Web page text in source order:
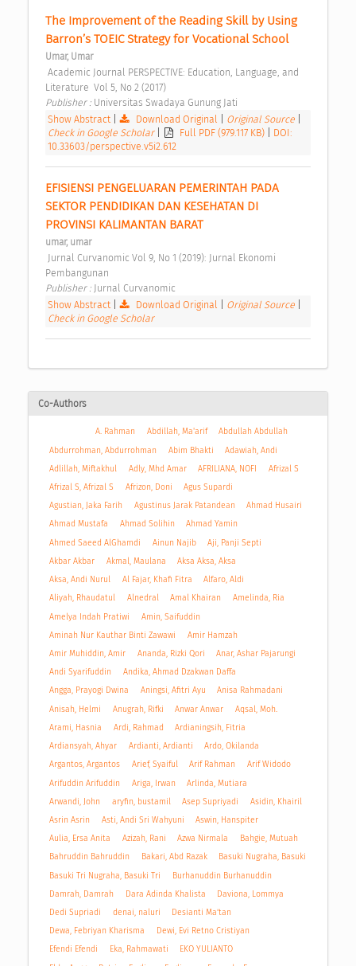
The Improvement of the Reading Skill by Using
Barron’s TOEIC Strategy for Vocational School
Umar, Umar
Literature  Vol 5, No 2 (2017)
Publisher : Universitas Swadaya Gunung Jati
Show Abstract| Download Original Original Source
Check in Google Scholar
Full PDF (979.117 KB)
DOI:
10.33603/perspective.v5i2.612
EFISIENSI PENGELUARAN PEMERINTAH PADA
SEKTOR PENDIDIKAN DAN KESEHATAN DI
PROVINSI KALIMANTAN BARAT
umar, umar
Pembangunan
Publisher : Jurnal Curvanomic
Show Abstract| Download Original Original Source
Check in Google Scholar
Co-Authors
A. Rahman Abdillah, Ma'arif
Abdullah Abdullah
Abdurrohman, Abdurrohman
Abim Bhakti
Adawiah, Andi
Adlillah, Miftakhul
Adly, Mhd Amar AFRILIANA, NOFI
Afrizal S
Afrizal S, Afrizal S
Afrizon, Doni
Agus Supardi
Agustian, Jaka Farih
Agustinus Jarak Patandean
Ahmad Husairi
Ahmad Mustafa
Ahmad Solihin
Ahmad Yamin
Ahmed Saeed AlGhamdi
Ainun Najib
Aji, Panji Septi
Akbar Akbar
Akmal, Maulana
Aksa Aksa, Aksa
Aksa, Andi Nurul
Al Fajar, Khafi Fitra
Alfaro, Aldi
Aliyah, Rhaudatul
Alnedral Amal Khairan
Amelinda, Ria
Amelya Indah Pratiwi
Amin, Saifuddin
Aminah Nur Kauthar Binti Zawawi
Amir Hamzah
Amir Muhiddin, Amir
Ananda, Rizki Qori
Anar, Ashar Pajarungi
Andi Syarifuddin
Andika, Ahmad Dzakwan Daffa
Angga, Prayogi Dwina
Aningsi, Afitri Ayu
Anisa Rahmadani
Anisah, Helmi
Anugrah, Rifki Anwar Anwar
Aqsal, Moh.
Arami, Hasnia
Ardi, Rahmad
Ardianingsih, Fitria
Ardiansyah, Ahyar
Ardianti, Ardianti
Ardo, Okilanda
Argantos, Argantos
Arief, Syaiful Arif Rahman
Arif Widodo
Arifuddin Arifuddin
Ariga, Irwan
Arlinda, Mutiara
Arwandi, John
aryfin, bustamil Asep Supriyadi
Asidin, Khairil
Asrin Asrin
Asti, Andi Sri Wahyuni
Aswin, Hanspiter
Aulia, Ersa Anita
Azizah, Rani Azwa Nirmala
Bahgie, Mutuah
Bahruddin Bahruddin
Bakari, Abd Razak
Basuki Nugraha, Basuki
Basuki Tri Nugraha, Basuki Tri
Burhanuddin Burhanuddin
Damrah, Damrah
Dara Adinda Khalista
Daviona, Lommya
Dedi Supriadi
denai, naluri
Desianti Ma’tan
Dewa, Febriyan Kharisma
Dewi, Evi Retno Cristiyan
Efendi Efendi
Eka, Rahmawati
EKO YULIANTO